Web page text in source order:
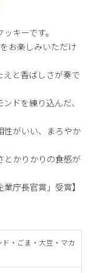
キーです。
お楽しみいただけ
と香ばしさが奏で
ドを練り込んだ、
がいい、まろやか
かりかりの食感が
庁長官賞」受賞】
・ごま・大豆・マカ